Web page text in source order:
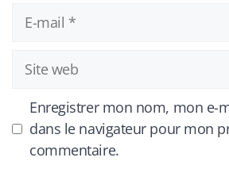
mail
Site
web
Enregistrer mon nom, mon e-
dans le navigateur pour mon
commentaire.